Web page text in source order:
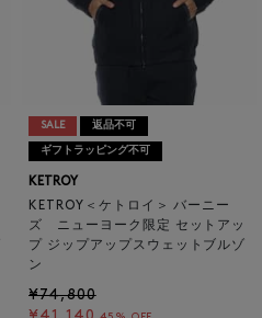
SALE 返品不可
ギフトラッピング不可
KETROY
KETROY＜ケトロイ＞ バーニー
ズ ニューヨーク限定 セットアッ
プ ジップアップスウェットブルゾ
ン
¥74,800